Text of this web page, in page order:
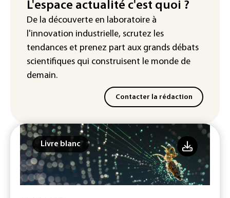
IA : Mythos 5 d'Anthropic crée de
fausses identités lors d'un test au
Royaume-Uni
L'espace actualité c'est quoi ?
De la découverte en laboratoire à
l'innovation industrielle, scrutez les
tendances et prenez part aux grands débats
scientifiques qui construisent le monde de
demain.
Contacter la rédaction
Livre blanc